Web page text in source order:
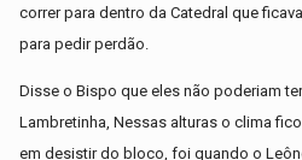
correr para dentro da Catedral que
para pedir perdão.
Disse o Bispo que eles não poderiam
Lambretinha, Nessas alturas o clima
em desistir do bloco, foi quando o